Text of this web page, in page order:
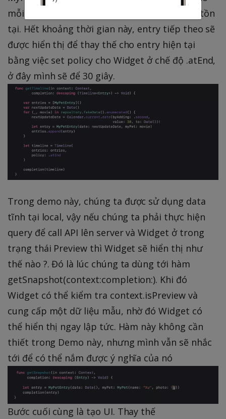
mỗi Entry một date tương ứng với thời gian tồn
tại. Hết khoảng thời gian này, entry tiếp theo sẽ
được hiển thị để thay thế cho entry hiện tại
bằng việc set policy cho Widget ở chế độ .atEnd,
ở đây mình sẽ để 30 giây.
Trong demo này, chúng ta được sử dụng data
tĩnh tại local, vậy nếu chúng ta phải thực hiện
query để call API lên server và Widget ở trong
trạng thái Preview thì Widget sẽ hiển thị như
thế nào ?. Đó là lúc chúng ta dùng tới hàm
getSnapshot(context:completion:). Khi đó
Widget có thể kiểm tra context.isPreview và
cung cấp một dữ liệu mẫu, nhờ đó Widget có
thể hiển thị ngay lập tức. Hàm này không cần
thiết trong Demo này, nhưng mình vẫn sẽ nhắc
tới để có thể nắm được ý nghĩa của nó
Bước cuối cùng là tạo UI. Thay thế